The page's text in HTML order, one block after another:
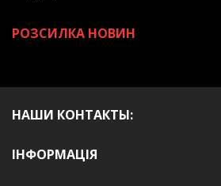
РОЗСИЛКА НОВИН
НАШИ КОНТАКТЫ:
ІНФОРМАЦІЯ